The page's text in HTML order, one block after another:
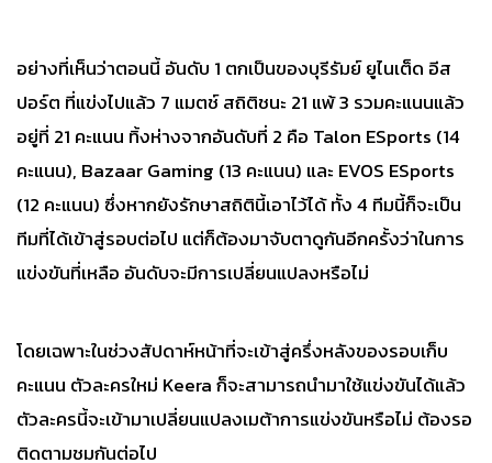
อย่างที่เห็นว่าตอนนี้ อันดับ 1 ตกเป็นของบุรีรัมย์ ยูไนเต็ด อีส
ปอร์ต ที่แข่งไปแล้ว 7 แมตช์ สถิติชนะ 21 แพ้ 3 รวมคะแนนแล้ว
อยู่ที่ 21 คะแนน ทิ้งห่างจากอันดับที่ 2 คือ Talon ESports (14
คะแนน), Bazaar Gaming (13 คะแนน) และ EVOS ESports
(12 คะแนน) ซึ่งหากยังรักษาสถิตินี้เอาไว้ได้ ทั้ง 4 ทีมนี้ก็จะเป็น
ทีมที่ได้เข้าสู่รอบต่อไป แต่ก็ต้องมาจับตาดูกันอีกครั้งว่าในการ
แข่งขันที่เหลือ อันดับจะมีการเปลี่ยนแปลงหรือไม่
โดยเฉพาะในช่วงสัปดาห์หน้าที่จะเข้าสู่ครึ่งหลังของรอบเก็บ
คะแนน ตัวละครใหม่ Keera ก็จะสามารถนำมาใช้แข่งขันได้แล้ว
ตัวละครนี้จะเข้ามาเปลี่ยนแปลงเมต้าการแข่งขันหรือไม่ ต้องรอ
ติดตามชมกันต่อไป